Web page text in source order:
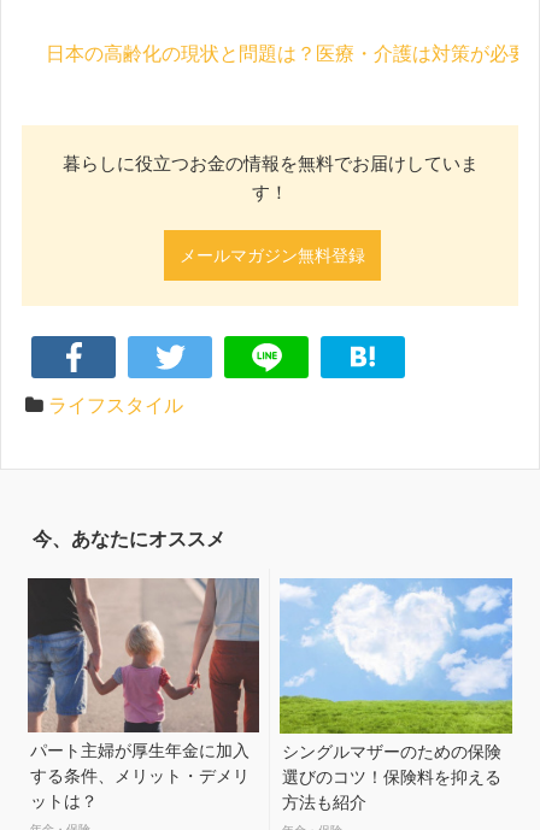
日本の高齢化の現状と問題は？医療・介護は対策が必
暮らしに役立つお金の情報を無料でお届けしていま
す！
メールマガジン無料登録
ライフスタイル
今、あなたにオススメ
パート主婦が厚生年金に加入
する条件、メリット・デメリ
ットは？
シングルマザーのための保険
選びのコツ！保険料を抑える
方法も紹介